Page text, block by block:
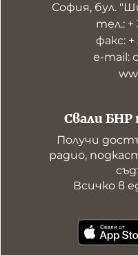
Свали БНР
Получи
радио,
Всичко в
София, бул.
тел.: +
факс: +
е-mail: